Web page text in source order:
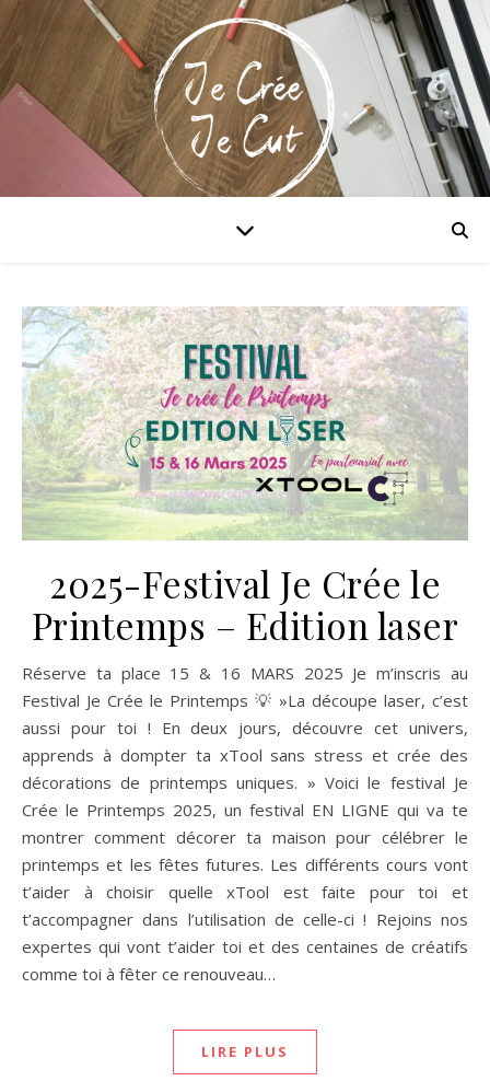
2025-Festival Je Crée le
Printemps – Edition laser
Réserve ta place 15 & 16 MARS 2025 Je m’inscris au
Festival Je Crée le Printemps 💡 »La découpe laser, c’est
aussi pour toi ! En deux jours, découvre cet univers,
apprends à dompter ta xTool sans stress et crée des
décorations de printemps uniques. » Voici le festival Je
Crée le Printemps 2025, un festival EN LIGNE qui va te
montrer comment décorer ta maison pour célébrer le
printemps et les fêtes futures. Les différents cours vont
t’aider à choisir quelle xTool est faite pour toi et
t’accompagner dans l’utilisation de celle-ci ! Rejoins nos
expertes qui vont t’aider toi et des centaines de créatifs
comme toi à fêter ce renouveau…
LIRE PLUS